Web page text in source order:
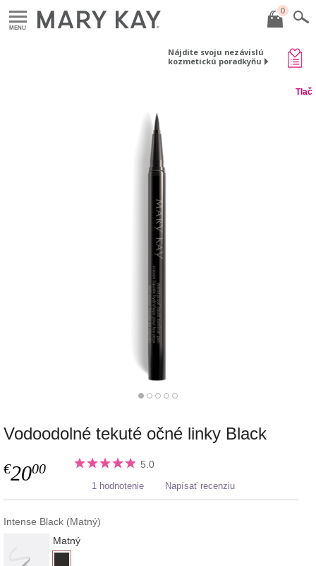
MENU
0
Nájdite svoju nezávislú
kozmetickú poradkyňu
Tlač
Vodoodolné tekuté očné linky Black
€2000 5.0
1 hodnotenie Napísať recenziu
Intense Black (Matný)
Matný